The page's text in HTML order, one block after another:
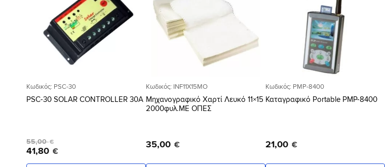
Κωδικός: PSC-30
PSC-30 SOLAR CONTROLLER 30Α
55,00 €
Original
price
was:
55,00 €.
41,80 €
Η
τρέχουσα
τιμή
είναι:
Κωδικός: INF11X15MO
Μηχανογραφικό Χαρτί Λευκό 11×15
2000φυλ.ΜΕ ΟΠΕΣ
35,00 €
Κωδικός: PMP-8400
Καταγραφικό Portable PMP-8400
21,00 €